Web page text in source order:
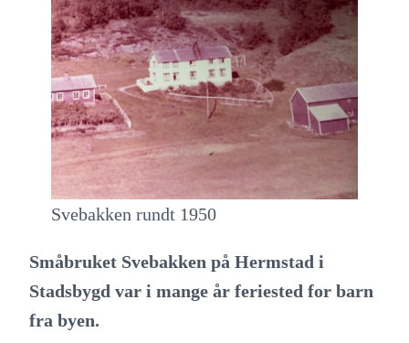
Svebakken rundt 1950
Småbruket Svebakken på Hermstad i
Stadsbygd var i mange år feriested for barn
fra byen.